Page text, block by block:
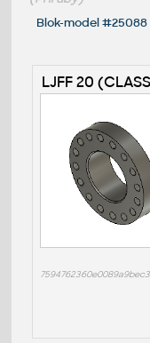
Blok-model #25088
LJFF 20